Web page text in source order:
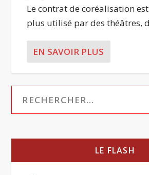
Le contrat de coréalisation
plus utilisé par des théâtres,
EN SAVOIR PLUS
LE FLASH